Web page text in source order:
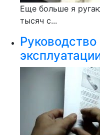
Еще больше я
тысяч с...